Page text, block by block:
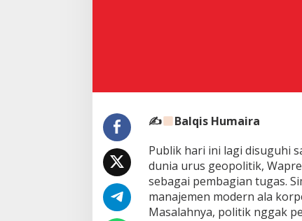
✍
Balqis Humaira
Publik hari ini lagi disuguhi
dunia urus geopolitik,
sebagai pembagian tugas.
manajemen modern ala
Masalahnya, politik nggak